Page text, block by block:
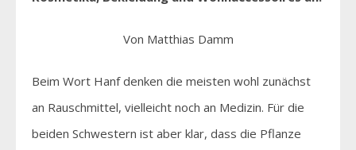
Von Matthias Damm
Beim Wort Hanf denken die meisten wohl zunächst
an Rauschmittel, vielleicht noch an Medizin. Für die
beiden Schwestern ist aber klar, dass die Pflanze